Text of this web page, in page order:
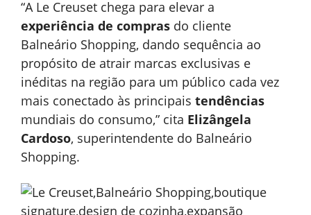
“A Le Creuset chega para elevar a
experiência de compras do cliente
Balneário Shopping, dando sequência ao
propósito de atrair marcas exclusivas e
inéditas na região para um público cada vez
mais conectado às principais tendências
mundiais do consumo,” cita Elizângela
Cardoso, superintendente do Balneário
Shopping.